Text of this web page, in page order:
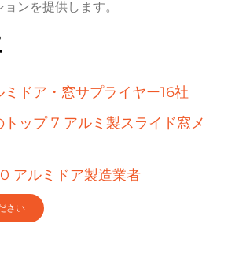
ンを提供します。
ドア・窓サプライヤー16社
ップ 7 アルミ製スライド窓メ
アルミドア製造業者
さい